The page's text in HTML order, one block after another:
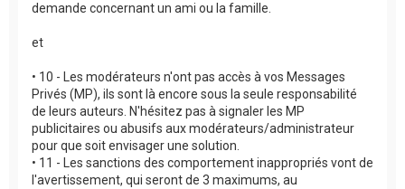
demande concernant un ami ou la famille.
et
• 10 - Les modérateurs n'ont pas accès à vos Messages
Privés (MP), ils sont là encore sous la seule responsabilité
de leurs auteurs. N'hésitez pas à signaler les MP
publicitaires ou abusifs aux modérateurs/administrateur
pour que soit envisager une solution.
• 11 - Les sanctions des comportement inappropriés vont de
l'avertissement, qui seront de 3 maximums, au